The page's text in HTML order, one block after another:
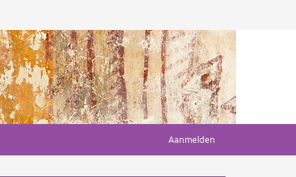
Aanmelden